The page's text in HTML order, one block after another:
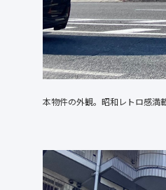
本物件の外観。昭和レトロ感満